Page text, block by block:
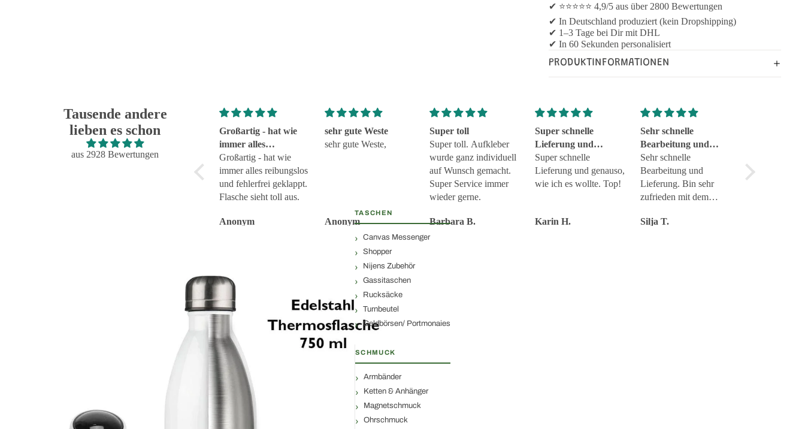
TASCHEN
Canvas Messenger
Shopper
Nijens Zubehör
Gassitaschen
Rucksäcke
Turnbeutel
Geldbörsen/ Portmonaies
SCHMUCK
Armbänder
Ketten & Anhänger
Magnetschmuck
Ohrschmuck
✔ ⭐⭐⭐⭐⭐ 4,9/5 aus über 2800 Bewertungen
✔ In Deutschland produziert (kein Dropshipping)
✔ 1–3 Tage bei Dir mit DHL
✔ In 60 Sekunden personalisiert
PRODUKTINFORMATIONEN
Tausende andere
lieben es schon
aus 2928 Bewertungen
Super!
Super!
Großartig - hat wie
immer alles
reibungslos und
fehlerfrei geklappt
Großartig - hat wie
immer alles reibungslos
und fehlerfrei geklappt.
Flasche sieht toll aus.
Anonym
sehr gute Weste
sehr gute Weste,
Anonym
Super toll
Super toll. Aufkleber
wurde ganz individuell
auf Wunsch gemacht.
Super Service immer
wieder gerne.
Barbara B.
Super schnelle
Lieferung und
genauso
Super schnelle
Lieferung und genauso,
wie ich es wollte. Top!
Karin H.
Sehr schnelle
Bearbeitung und
Lieferung
Sehr schnelle
Bearbeitung und
Lieferung. Bin sehr
zufrieden mit dem
Silja T.
zuverlässig